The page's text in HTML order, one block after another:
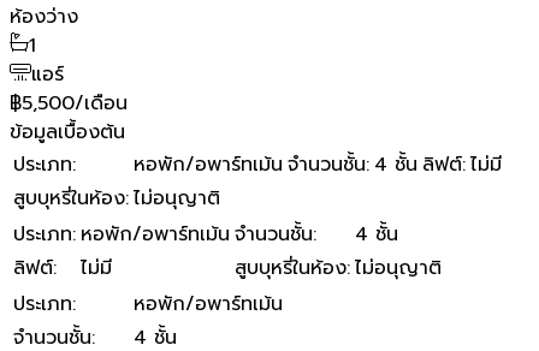
ห้องว่าง
1
แอร์
฿5,500/เดือน
ข้อมูลเบื้องต้น
ประเภท: หอพัก/อพาร์ทเม้น จำนวนชั้น: 4 ชั้น ลิฟต์:ไม่มี
สูบบุหรี่ในห้อง:ไม่อนุญาติ
ประเภท: หอพัก/อพาร์ทเม้น จำนวนชั้น:
4 ชั้น
ลิฟต์: ไม่มี สูบบุหรี่ในห้อง:ไม่อนุญาติ
ประเภท:
หอพัก/อพาร์ทเม้น
จำนวนชั้น: 4 ชั้น